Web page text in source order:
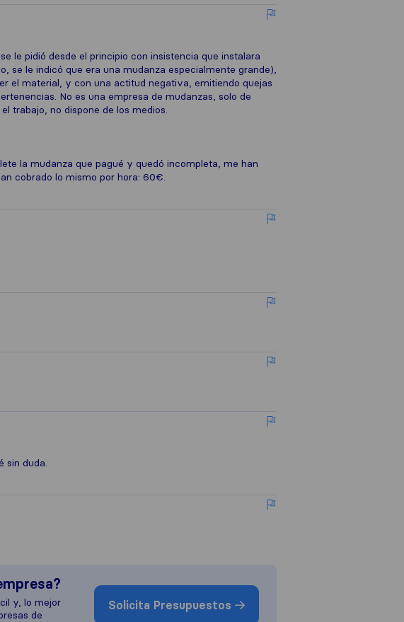
le pidió desde el principio con insistencia que instalara
se le indicó que era una mudanza especialmente grande),
el material, y con una actitud negativa, emitiendo quejas
No es una empresa de mudanzas, solo de
trabajo, no dispone de los medios.
la mudanza que pagué y quedó incompleta, me han
cobrado lo mismo por hora: 60€.
sin duda.
y, lo mejor
de
Solicita Presupuestos